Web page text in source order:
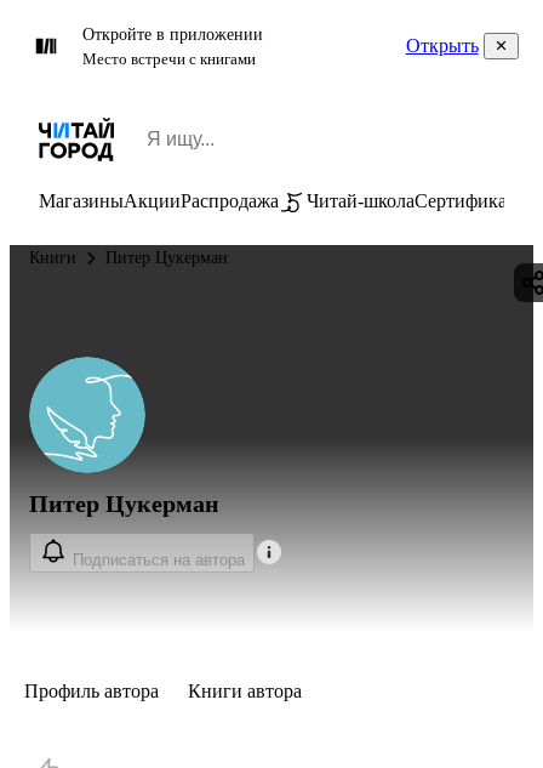
Откройте в приложении
Место встречи с книгами
Открыть
МагазиныАкцииРаспродажа Читай-школаСертификаты
Книги Питер Цукерман
Питер Цукерман
Подписаться на автора
Профиль автора Книги автора